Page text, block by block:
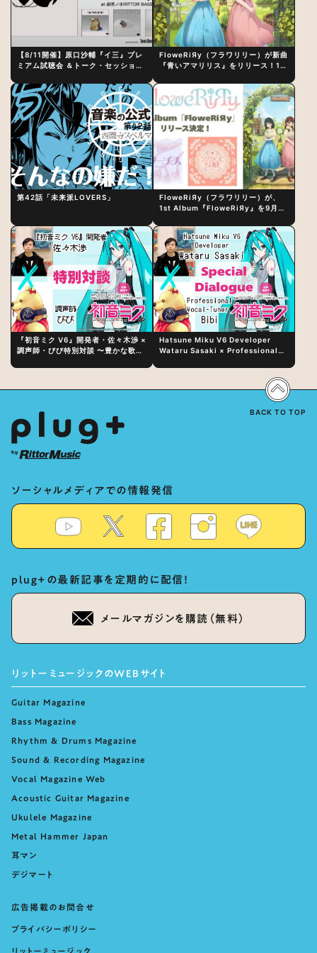
【8/11開催】原口沙輔『イ三』プレ
ミアム試聴会 ＆トーク・セッション
制作秘話
FloweRiЯy（フラワリリー）が新曲
『青いアマリリス』をリリース！1st
第42話「未来派LOVERS」
FloweRiЯy（フラワリリー）が、
1st Album『FloweRiЯy』を9月23
『初音ミク V6』開発者・佐々木渉 ×
調声師・びび特別対談 〜豊かな歌声
Hatsune Miku V6 Developer
Wataru Sasaki × Professional
Vocal Expression Lies in “Love
for the singing characters” and
ソーシャルメディアでの情報発信
plug+の最新記事を定期的に配信！
メールマガジンを購読（無料）
リットーミュージックのWEBサイト
Guitar Magazine
Bass Magazine
Rhythm & Drums Magazine
Sound & Recording Magazine
Vocal Magazine Web
Acoustic Guitar Magazine
Ukulele Magazine
Metal Hammer Japan
耳マン
デジマート
広告掲載のお問合せ
プライバシーポリシー
リットーミュージック
BACK TO TOP